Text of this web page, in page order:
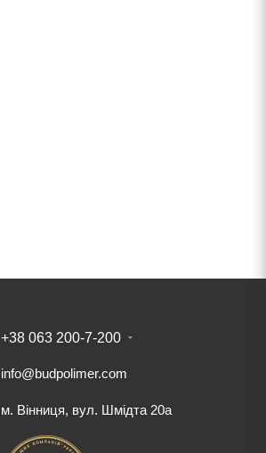
+38 063 200-7-200
info@budpolimer.com
м. Вінниця, вул. Шмідта 20а